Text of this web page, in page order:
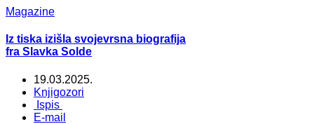
Magazine
Iz tiska izišla svojevrsna biografija
fra Slavka Solde
19.03.2025.
Knjigozori
Ispis
E-mail